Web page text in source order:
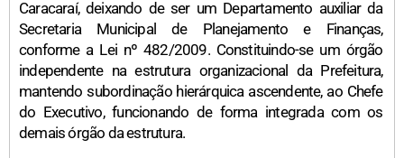
Caracaraí, deixando de ser um Departamento auxiliar da
Secretaria Municipal de Planejamento e Finanças,
conforme a Lei nº 482/2009. Constituindo-se um órgão
independente na estrutura organizacional da Prefeitura,
mantendo subordinação hierárquica ascendente, ao Chefe
do Executivo, funcionando de forma integrada com os
demais órgão da estrutura.